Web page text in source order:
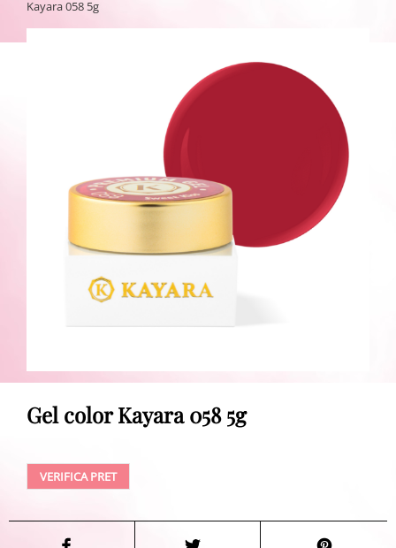
Kayara 058 5g
Gel color Kayara 058 5g
VERIFICA PRET